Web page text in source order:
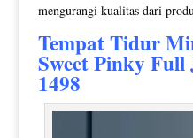
mengurangi kualitas dari
Tempat Tidur
Sweet Pinky
1498